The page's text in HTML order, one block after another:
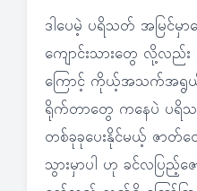
ဒါပေမဲ့ ပရိသတ် အမြင်မှာ
ကျောင်းသားတွေ လို့လည်း
ကြောင့် ကိုယ့်အသက်အရွ
ရိုက်တာတွေ ကနေပဲ ပရိ
တစ်ခုခုပေးနိုင်မယ့် ဇာတ်
သွားမှာပါ ဟု ခင်လပြည့်